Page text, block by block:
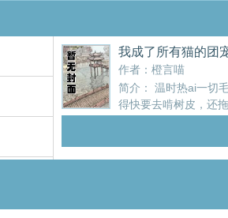
我成了所有猫的团
作者：橙言喵
简介： 温时热ai一切
得快要去啃树皮，还
崽是帝国皇帝，傻乎乎的熊是商